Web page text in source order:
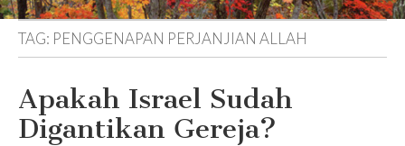
TAG: PENGGENAPAN PERJANJIAN ALLAH
Apakah Israel Sudah
Digantikan Gereja?